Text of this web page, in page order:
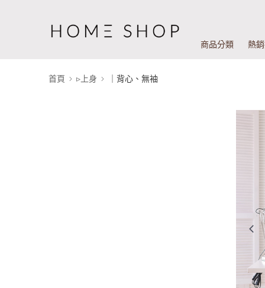
商品分類 熱
首頁 ▹上身 ｜背心、無袖